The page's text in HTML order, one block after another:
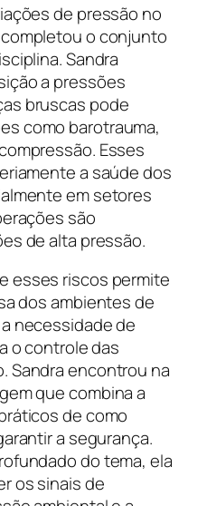
de pressão no
o conjunto
Sandra
a pressões
bruscas pode
como barotrauma,
Esses
a saúde dos
em setores
são
de alta pressão.
esses riscos permite
dos ambientes de
necessidade de
o controle das
Sandra encontrou na
que combina a
de como
a segurança.
do tema, ela
os sinais de